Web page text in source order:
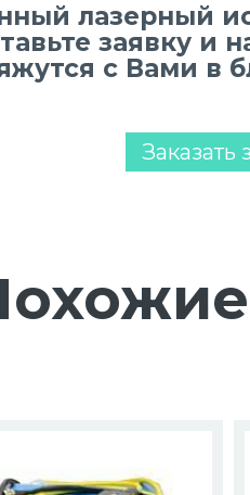
лазерный
заявку и
с Вами в
Заказать